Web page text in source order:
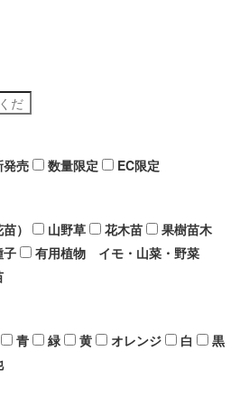
発売 数量限定 EC限定
） 山野草 花木苗
果樹苗木
子
有用植物 イモ・山菜・野菜
青 緑 黄 オレンジ 白
黒